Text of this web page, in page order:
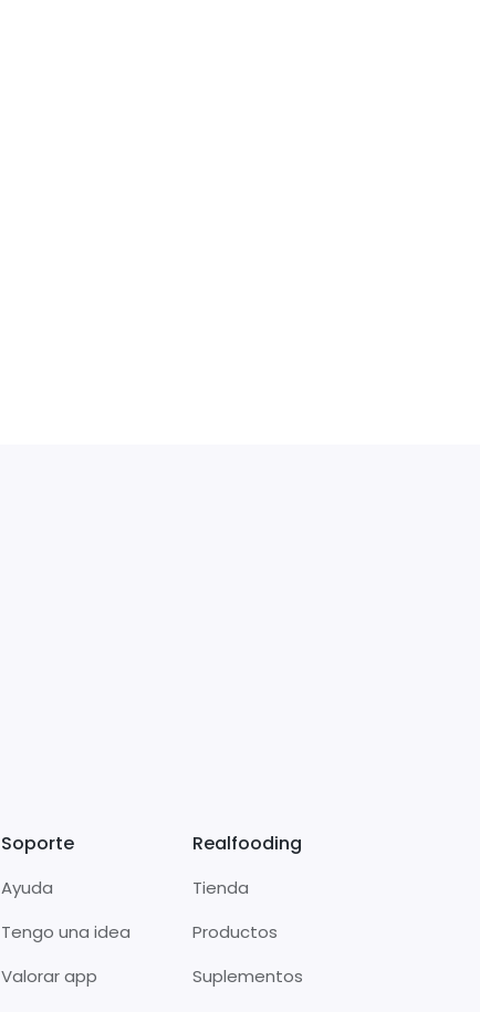
Soporte
Ayuda
Tengo una idea
Valorar app
Realfooding
Tienda
Productos
Suplementos